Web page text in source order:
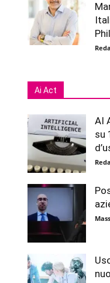
Ai Act
AI
su